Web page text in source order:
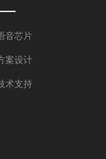
音芯片
案设计
术支持